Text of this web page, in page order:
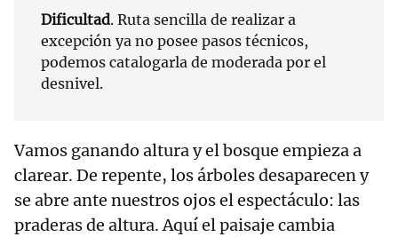
Dificultad. Ruta sencilla de realizar a
excepción ya no posee pasos técnicos,
podemos catalogarla de moderada por el
desnivel.
Vamos ganando altura y el bosque empieza a
clarear. De repente, los árboles desaparecen y
se abre ante nuestros ojos el espectáculo: las
praderas de altura. Aquí el paisaje cambia